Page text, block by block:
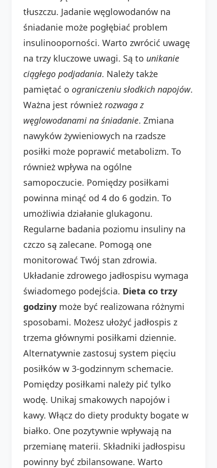
tłuszczu. Jadanie węglowodanów na
śniadanie może pogłębiać problem
insulinooporności. Warto zwrócić uwagę
na trzy kluczowe uwagi. Są to unikanie
ciągłego podjadania. Należy także
pamiętać o ograniczeniu słodkich napojów.
Ważna jest również rozwaga z
węglowodanami na śniadanie. Zmiana
nawyków żywieniowych na rzadsze
posiłki może poprawić metabolizm. To
również wpływa na ogólne
samopoczucie. Pomiędzy posiłkami
powinna minąć od 4 do 6 godzin. To
umożliwia działanie glukagonu.
Regularne badania poziomu insuliny na
czczo są zalecane. Pomogą one
monitorować Twój stan zdrowia.
Układanie zdrowego jadłospisu wymaga
świadomego podejścia. Dieta co trzy
godziny może być realizowana różnymi
sposobami. Możesz ułożyć jadłospis z
trzema głównymi posiłkami dziennie.
Alternatywnie zastosuj system pięciu
posiłków w 3-godzinnym schemacie.
Pomiędzy posiłkami należy pić tylko
wodę. Unikaj smakowych napojów i
kawy. Włącz do diety produkty bogate w
białko. One pozytywnie wpływają na
przemianę materii. Składniki jadłospisu
powinny być zbilansowane. Warto